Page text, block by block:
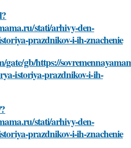
stati/arhivy-den-
prazdnikov-i-ih-znachenie
gate/gb/https://
istoriya-prazdnikov-i-ih-
stati/arhivy-den-
prazdnikov-i-ih-znachenie